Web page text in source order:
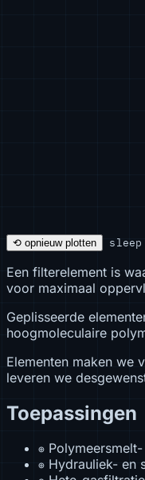
⟲ opnieuw plotten
Een filterelement is
voor maximaal
Geplisseerde
hoogmoleculaire
Elementen maken we
leveren we
Toepassingen
⊕
⊕ Hydrauliek- en